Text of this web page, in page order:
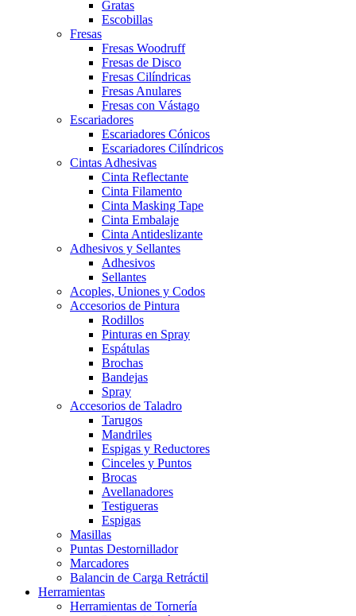
Gratas
Escobillas
Fresas
Fresas Woodruff
Fresas de Disco
Fresas Cilíndricas
Fresas Anulares
Fresas con Vástago
Escariadores
Escariadores Cónicos
Escariadores Cilíndricos
Cintas Adhesivas
Cinta Reflectante
Cinta Filamento
Cinta Masking Tape
Cinta Embalaje
Cinta Antideslizante
Adhesivos y Sellantes
Adhesivos
Sellantes
Acoples, Uniones y Codos
Accesorios de Pintura
Rodillos
Pinturas en Spray
Espátulas
Brochas
Bandejas
Spray
Accesorios de Taladro
Tarugos
Mandriles
Espigas y Reductores
Cinceles y Puntos
Brocas
Avellanadores
Testigueras
Espigas
Masillas
Puntas Destornillador
Marcadores
Balancin de Carga Retráctil
Herramientas
Herramientas de Tornería